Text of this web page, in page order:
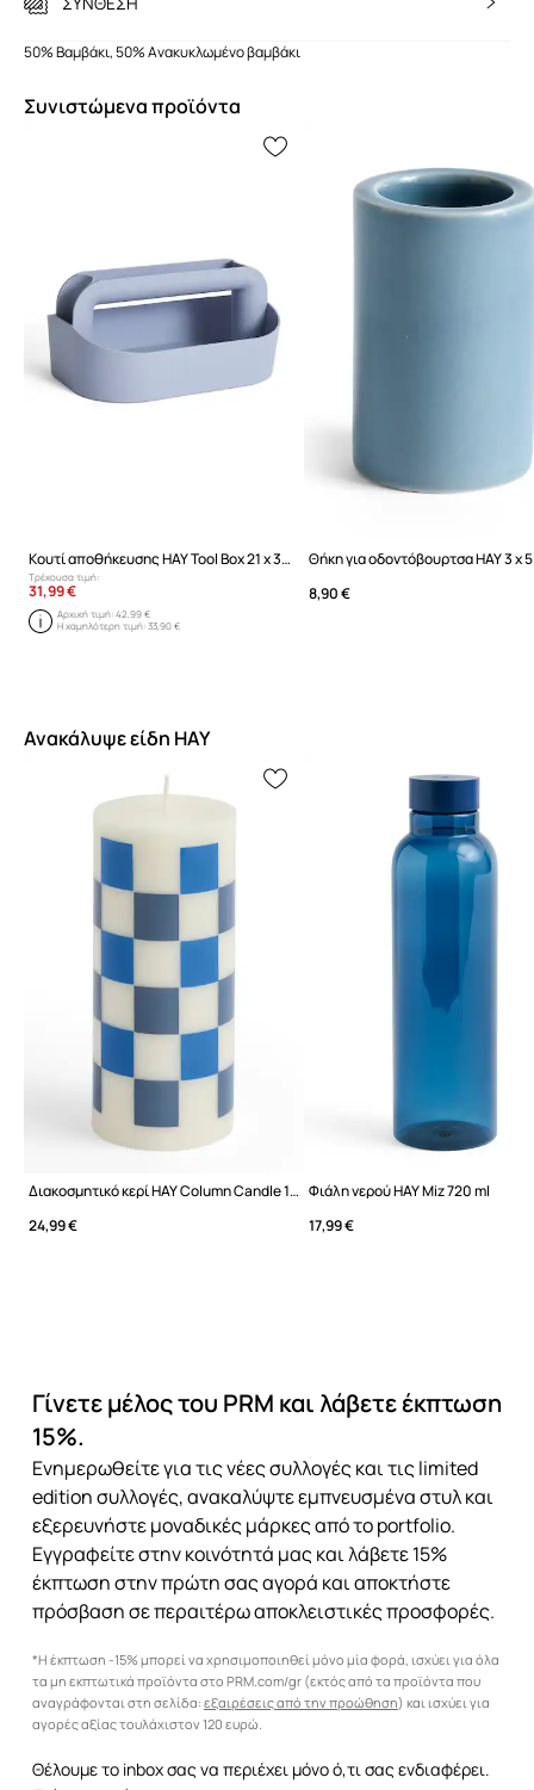
50% Βαμβάκι, 50% Ανακυκλωμένο βαμβάκι
Συνιστώμενα προϊόντα
Κουτί αποθήκευσης HAY Tool Box 21 x 30 x 14 cm
Τρέχουσα τιμή:
31,99 €
Αρχική τιμή:42,99 €
Η χαμηλότερη τιμή:33,90 €
Θήκη για οδοντόβουρτσα HAY 3 x
8,90 €
Ανακάλυψε είδη HAY
Διακοσμητικό κερί HAY Column Candle 15 x 6,8 x 6,8 cm
24,99 €
Φιάλη νερού HAY Miz 720 ml
17,99 €
Γίνετε μέλος του PRM και λάβετε έκπτωση
15%.
Ενημερωθείτε για τις νέες συλλογές και τις limited
edition συλλογές, ανακαλύψτε εμπνευσμένα στυλ και
εξερευνήστε μοναδικές μάρκες από το portfolio.
Εγγραφείτε στην κοινότητά μας και λάβετε 15%
έκπτωση στην πρώτη σας αγορά και αποκτήστε
πρόσβαση σε περαιτέρω αποκλειστικές προσφορές.
*Η έκπτωση -15% μπορεί να χρησιμοποιηθεί μόνο μία φορά, ισχύει για όλα
τα μη εκπτωτικά προϊόντα στο PRM.com/gr (εκτός από τα προϊόντα που
αναγράφονται στη σελίδα: εξαιρέσεις από την προώθηση) και ισχύει για
αγορές αξίας τουλάχιστον 120 ευρώ.
Θέλουμε το inbox σας να περιέχει μόνο ό,τι σας ενδιαφέρει.